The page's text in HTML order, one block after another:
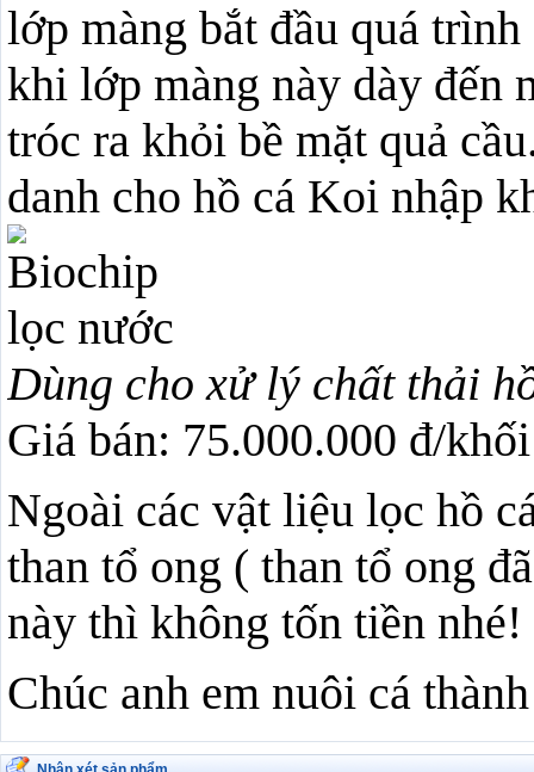
lớp màng bắt đầu quá
khi lớp màng này dày đến
tróc ra khỏi bề mặt quả
danh cho hồ cá Koi nhập
Dùng cho xử lý chất thải
Giá bán: 75.000.000 đ/
Ngoài các vật liệu lọc hồ
than tổ ong ( than tổ ong
này thì không tốn tiền nhé!
Chúc anh em nuôi cá